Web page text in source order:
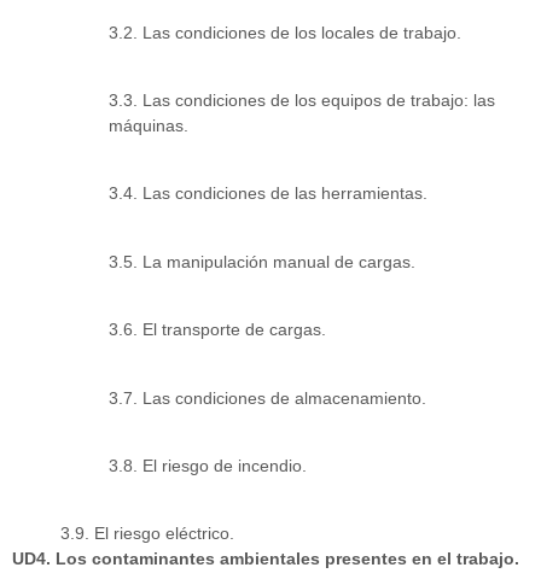
3.2. Las condiciones de los locales de trabajo.
3.3. Las condiciones de los equipos de trabajo: las
máquinas.
3.4. Las condiciones de las herramientas.
3.5. La manipulación manual de cargas.
3.6. El transporte de cargas.
3.7. Las condiciones de almacenamiento.
3.8. El riesgo de incendio.
3.9. El riesgo eléctrico.
UD4. Los contaminantes ambientales presentes en el trabajo.